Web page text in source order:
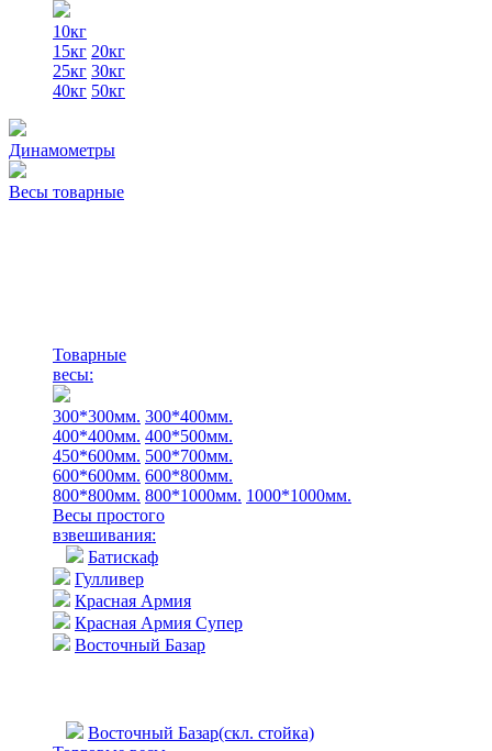
10кг
15кг 20кг
25кг 30кг
40кг 50кг
Динамометры
Весы товарные
Товарные
весы:
300*300мм. 300*400мм.
400*400мм. 400*500мм.
450*600мм. 500*700мм.
600*600мм. 600*800мм.
800*800мм. 800*1000мм. 1000*1000мм.
Весы простого
взвешивания:
Батискаф
Гулливер
Красная Армия
Красная Армия Супер
Восточный Базар
Восточный Базар(скл. стойка)